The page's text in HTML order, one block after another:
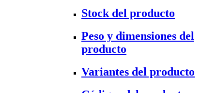
Stock del producto
Peso y dimensiones del
producto
Variantes del producto